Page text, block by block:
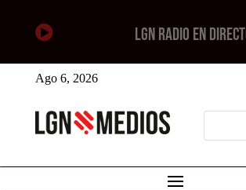
 LGN RADIO EN
Ago 6, 2026